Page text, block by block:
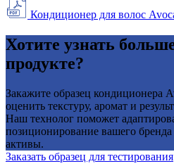
Кондиционер для волос
Хотите узнать
продукте?
Закажите образец кондиционера
оценить текстуру, аромат и
Наш технолог поможет
позиционирование вашего
активы.
Заказать образец для тестирования